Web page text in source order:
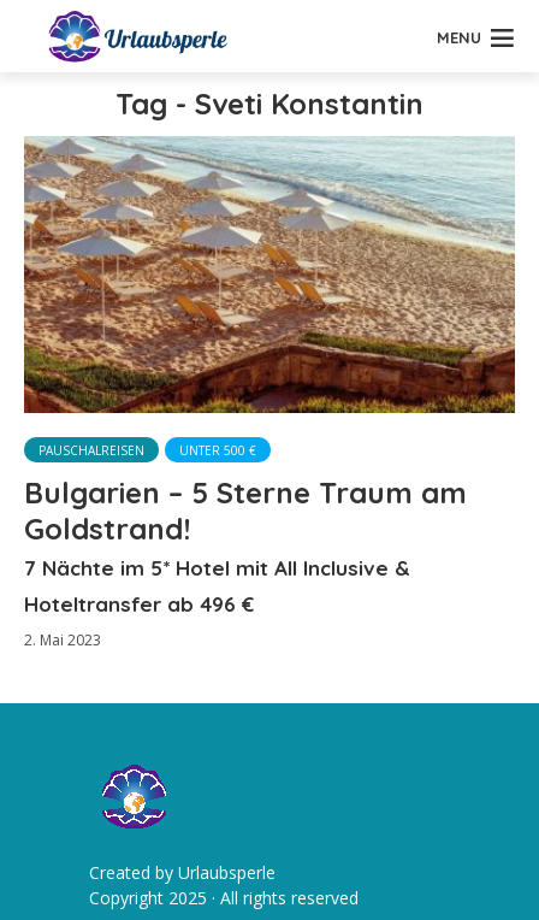
MENU
Tag - Sveti Konstantin
PAUSCHALREISEN UNTER 500 €
Bulgarien – 5 Sterne Traum am
Goldstrand!
7 Nächte im 5* Hotel mit All Inclusive &
Hoteltransfer ab 496 €
2. Mai 2023
Created by Urlaubsperle
Copyright 2025 · All rights reserved